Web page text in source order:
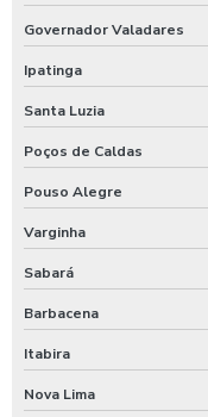
Lavagem de ônibus
Lavagem self service de
Lavagem self service carros
Lavagem de trator
Lavagem de veículos
Limpa sider
Governador Valadares
Ipatinga
Santa Luzia
Poços de Caldas
Pouso Alegre
Varginha
Sabará
Barbacena
Itabira
Nova Lima